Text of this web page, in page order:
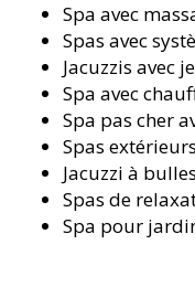
Spa avec
Spas avec
Jacuzzis avec
Spa avec
Spa pas cher
Spas
Jacuzzi à
Spas de
Spa pour